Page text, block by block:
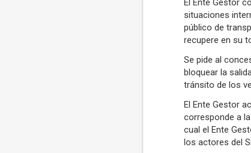
El Ente Gestor
situaciones
público de
recupere en su
Se pide al
bloquear la
tránsito de los
El Ente Gestor
corresponde a
cual el Ente
los actores del